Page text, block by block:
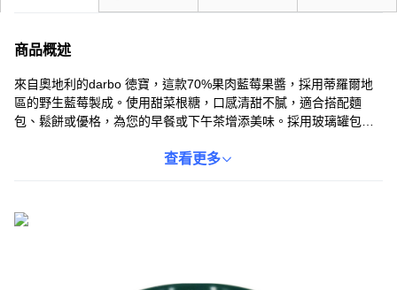
商品概述
來自奧地利的darbo 徳寶，這款70%果肉藍莓果醬，採用蒂羅爾地
區的野生藍莓製成。使用甜菜根糖，口感清甜不膩，適合搭配麵
包、鬆餅或優格，為您的早餐或下午茶增添美味。採用玻璃罐包
健康美味的選擇。開封後請冷藏保存，以確保最佳風味。
查看更多